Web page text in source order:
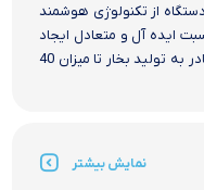
از تکنولوژی هوشمند
ایده آل و متعادل ایجاد
می‌کند. اتوبخار FV4964 در حالت پیوسته قادر به تولید بخار تا میزان 40
نمایش بیشتر